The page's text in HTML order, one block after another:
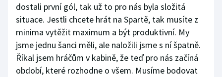
dostali první gól, tak už to pro nás byla složitá
situace. Jestli chcete hrát na Spartě, tak musíte z
minima vytěžit maximum a být produktivní. My
jsme jednu šanci měli, ale naložili jsme s ní špatně.
Říkal jsem hráčům v kabině, že teď pro nás začíná
období, které rozhodne o všem. Musíme bodovat